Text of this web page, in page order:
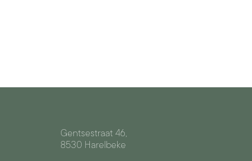
Gentsestraat 46,
8530 Harelbeke